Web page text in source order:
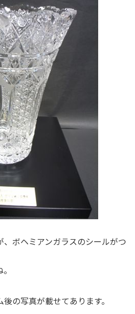
ボヘミアンガラスのシールがつ
の写真が載せてあります。